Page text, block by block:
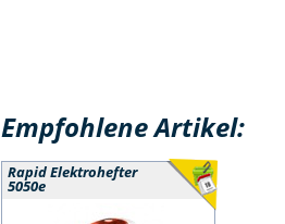
Empfohlene Artikel:
Rapid Elektrohefter
5050e